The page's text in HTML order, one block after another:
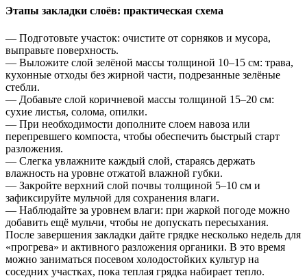
Этапы закладки слоёв: практическая схема
— Подготовьте участок: очистите от сорняков и мусора,
выправьте поверхность.
— Выложите слой зелёной массы толщиной 10–15 см: трава,
кухонные отходы без жирной части, подрезанные зелёные
стебли.
— Добавьте слой коричневой массы толщиной 15–20 см:
сухие листья, солома, опилки.
— При необходимости дополните слоем навоза или
перепревшего компоста, чтобы обеспечить быстрый старт
разложения.
— Слегка увлажните каждый слой, стараясь держать
влажность на уровне отжатой влажной губки.
— Закройте верхний слой почвы толщиной 5–10 см и
зафиксируйте мульчой для сохранения влаги.
— Наблюдайте за уровнем влаги: при жаркой погоде можно
добавить ещё мульчи, чтобы не допускать пересыхания.
После завершения закладки дайте грядке несколько недель для
«прогрева» и активного разложения органики. В это время
можно заниматься посевом холодостойких культур на
соседних участках, пока теплая грядка набирает тепло.